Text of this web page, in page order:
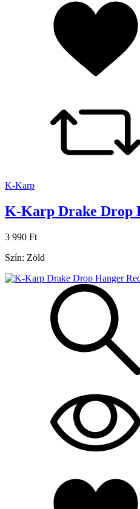
K-Karp
K-Karp Drake Drop
3 990 Ft
Szín: Zöld